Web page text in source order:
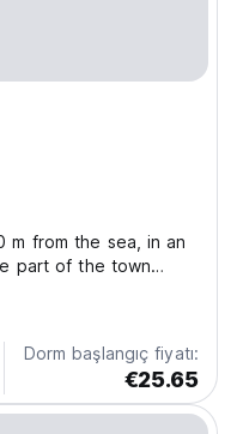
m from the sea, in an
part of the town
in 13 rooms
room...
Dorm başlangıç fiyatı:
€25.65